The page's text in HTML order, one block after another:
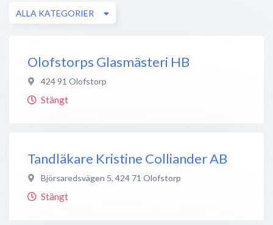
ALLA KATEGORIER
Olofstorps Glasmästeri HB
424 91 Olofstorp
Stängt
Tandläkare Kristine Colliander AB
Björsaredsvägen 5, 424 71 Olofstorp
Stängt